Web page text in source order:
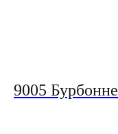
9005 Бурбонне